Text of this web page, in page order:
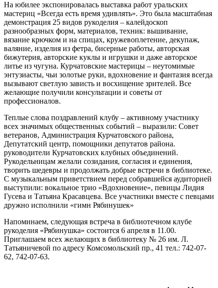
На юбилее экспонировалась выставка работ уральских
мастериц «Всегда есть время удивлять». Это была масштабная
демонстрация 25 видов рукоделия – калейдоскоп
разнообразных форм, материалов, техник: вышивание,
вязание крючком и на спицах, кружевоплетение, декупаж,
валяние, изделия из фетра, бисерные работы, авторская
бижутерия, авторские куклы и игрушки и даже авторское
литье из чугуна. Курчатовские мастерицы – неутомимые
энтузиасты, чьи золотые руки, вдохновение и фантазия всегда
вызывают светлую зависть и восхищение зрителей. Все
желающие получили консультации и советы от
профессионалов.
Теплые слова поздравлений клубу – активному участнику
всех значимых общественных событий – выразили: Совет
ветеранов, Администрация Курчатовского района,
Депутатский центр, помощники депутатов района.
руководители Курчатовских клубных объединений.
Рукодельницам желали созидания, согласия и единения,
творить шедевры и продолжать добрые встречи в библиотеке.
С музыкальным приветствием перед собравшейся аудиторией
выступили: вокальное трио «Вдохновение», певицы Лидия
Гусева и Татьяна Красавцева. Все участники вместе с певцами
дружно исполнили «гимн Рябинушек»
Напоминаем, следующая встреча в библиотечном клубе
рукоделия «Рябинушка» состоится 6 апреля в 11.00.
Приглашаем всех желающих в библиотеку № 26 им. Л.
Татьяничевой по адресу Комсомольский пр., 41 тел.: 742-07-
62, 742-07-63.